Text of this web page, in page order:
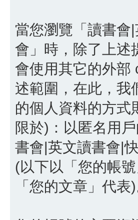
當您瀏覽「讀書會
會」時，除了上述
會使用其它的外部
述範圍，在此，我
的個人資料的方式
限於)：以匿名用
書會|英文讀書會|
(以下以「您的帳
「您的文章」代表)